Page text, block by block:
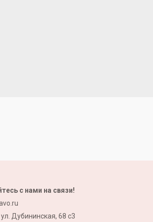
с нами на связи!
Дубининская, 68 с3